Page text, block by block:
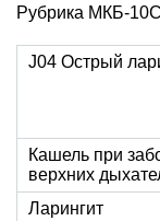
Рубрика МКБ-
J04 Острый
Кашель при
верхних
Ларингит